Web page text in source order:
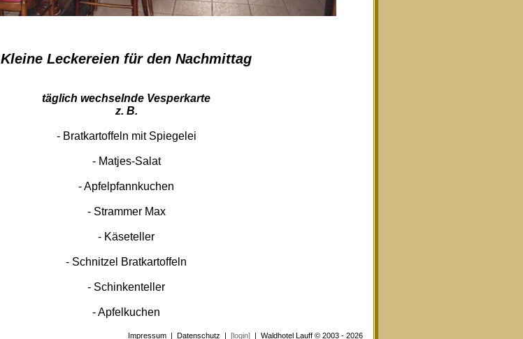
Kleine Leckereien für den Nachmittag
täglich wechselnde Vesperkarte
z. B.
- Bratkartoffeln mit Spiegelei
- Matjes-Salat
- Apfelpfannkuchen
- Strammer Max
- Käseteller
- Schnitzel Bratkartoffeln
- Schinkenteller
​​​​​​​- Apfelkuchen
Impressum | Datenschutz | [login] | Waldhotel Lauff © 2003 - 2026